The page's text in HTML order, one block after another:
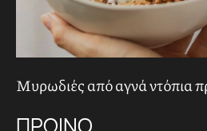
Μυρωδιές από αγνά ντόπια